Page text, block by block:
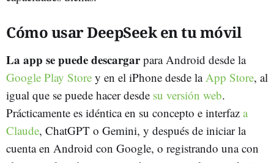
Cómo usar DeepSeek en tu móvil
La app se puede descargarpara Android desde la
Google Play Store y en el iPhone desde la App Store, al
igual que se puede hacer desde su versión web.
Prácticamente es idéntica en su concepto e interfaz a
Claude, ChatGPT o Gemini, y después de iniciar la
cuenta en Android con Google, o registrando una con